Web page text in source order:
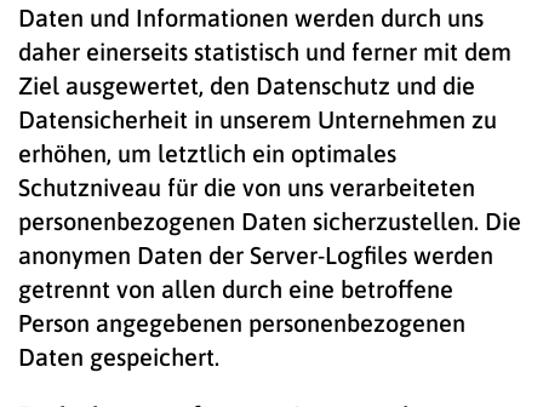
Daten und Informationen werden durch uns
daher einerseits statistisch und ferner mit dem
Ziel ausgewertet, den Datenschutz und die
Datensicherheit in unserem Unternehmen zu
erhöhen, um letztlich ein optimales
Schutzniveau für die von uns verarbeiteten
personenbezogenen Daten sicherzustellen. Die
anonymen Daten der Server-Logfiles werden
getrennt von allen durch eine betroffene
Person angegebenen personenbezogenen
Daten gespeichert.